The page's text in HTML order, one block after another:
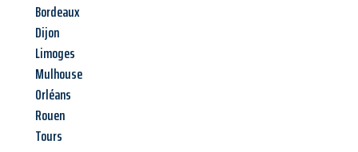
Bordeaux
Dijon
Limoges
Mulhouse
Orléans
Rouen
Tours